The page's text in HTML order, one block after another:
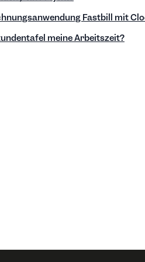
Fastbill mit
meine Arbeitszeit?